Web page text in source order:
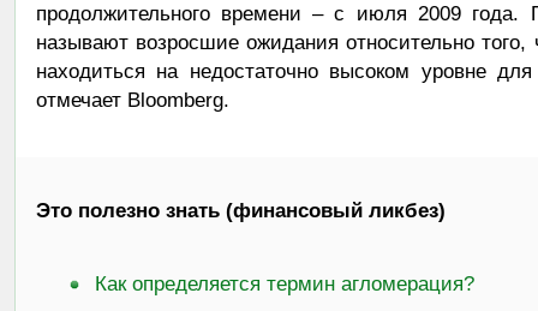
продолжительного времени – с июля 2009 года.
называют возросшие ожидания относительно
находиться на недостаточно высоком уровне
отмечает Bloomberg.
Это полезно знать (финансовый ликбез)
Как определяется термин агломерация?